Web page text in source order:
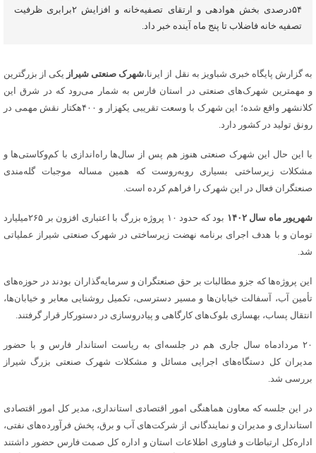
۵۴درصدی بخش هوادهی و ارتقای تصفیه‌خانه و افزایش ۲برابری ظرفیت
تصفیه خانه فاضلاب تا پنج ماه آینده خبر داد.
به گزارش پایگاه خبری شباویز به نقل از ایرنا،شهرک صنعتی شیراز یکی از بزرگترین
و مهمترین شهرک‌های صنعتی در استان فارس به شمار می‌رود که در شرق این
کلانشهر واقع شده؛ این شهرک با وسعت تقریبی یکهزار و ۴۰۰هکتار نقش مهمی در
رونق تولید در کشور دارد.
با این حال این شهرک صنعتی هنوز هم پس از سال‌ها راه‌اندازی با کم‌وکاستی‌ها و
مشکلات زیرساختی بسیاری روبه‌روست که همین مساله موجبات گله‌مندی
صنعتگران فعال در این شهرک را فراهم کرده است.
شهریور ماه سال ۱۴۰۲
بود که حدود ۱۰ پروژه بزرگ با اعتباری افزون بر ۲۶۵میلیارد
تومان و با هدف اجرای برنامه نهضت زیرساختی در شهرک صنعتی شیراز عملیاتی
شد.
این پروژه‌ها که جزو مطالبات بر حق صنعتگران و سرمایه‌گذاران بودند در حوزه‌های
تأمین آب، آسفالت خیابان‌ها و مسیر دسترسی، تکمیل روشنایی معابر و خیابان‌ها،
انتقال پساب، بهسازی بلوک‌های کارگاهی و پیادروسازی در دستورکار قرار گرفتند.
۲۰ مردادماه سال جاری هم در جلسه‌ای به ریاست استاندار فارس و با حضور
مدیران کل دستگاه‌های اجرایی مسائل و مشکلات شهرک صنعتی بزرگ شیراز
بررسی شد.
در این جلسه که معاون هماهنگی امور اقتصادی استانداری، مدیر کل امور اقتصادی
استانداری و مدیران و نمایندگانی از شرکت‌های آب و برق، پخش فرآورده‌های نفتی،
اداره‌کل ارتباطات و فناوری اطلاعات استان و اداره کل صمت فارس حضور داشتند